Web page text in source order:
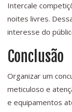
Intercale
noites livres.
interesse do
Conclusão
Organizar um
meticuloso e
e equipamentos